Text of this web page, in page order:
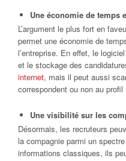
Une économie de temps
L’argument le plus fort en
permet une économie de
l’entreprise. En effet, le
et le stockage des
internet, mais il peut aussi
correspondent ou non au profil
Une visibilité sur les
Désormais, les recruteurs
la compagnie parmi un
informations classiques, ils